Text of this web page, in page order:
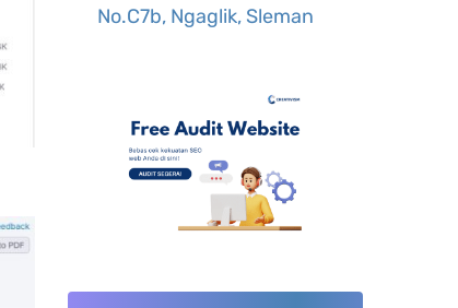
No.C7b, Ngaglik, Sleman